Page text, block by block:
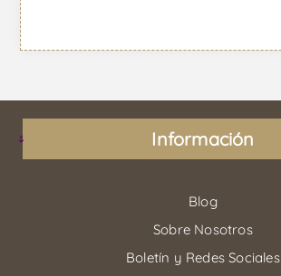
Información
Blog
Sobre Nosotros
Boletín y Redes Sociales